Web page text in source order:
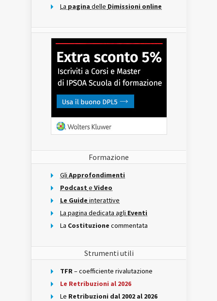
La pagina delle Dimissioni online
Formazione
Gli Approfondimenti
Podcast e Video
Le Guide interattive
La pagina dedicata agli Eventi
La Costituzione commentata
Strumenti utili
TFR– coefficiente rivalutazione
Le Retribuzioni al 2026
Le Retribuzioni dal 2002 al 2026